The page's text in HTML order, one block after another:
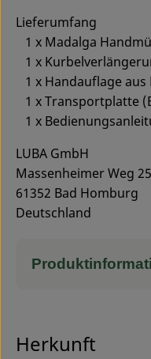
Lieferumfang
1 x Madalga
1 x
1 x Handauflage
1 x Transportplatte
1 x
LUBA GmbH
Massenheimer Weg 25
61352 Bad Homburg
Deutschland
Herkunft